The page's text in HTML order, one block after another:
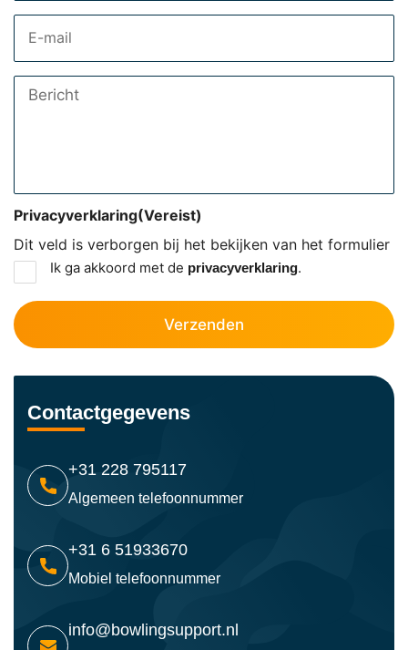
Bericht
Dit veld is verborgen bij het bekijken van het formulier
Privacyverklaring(Vereist)
Ik ga akkoord met de privacyverklaring.
Contactgegevens
+31 228 795117
Algemeen telefoonnummer
+31 6 51933670
Mobiel telefoonnummer
info@bowlingsupport.nl